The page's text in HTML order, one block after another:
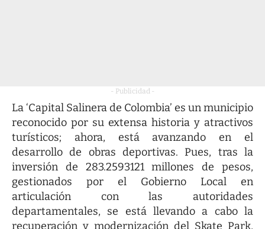
- Publicidad -
La ‘Capital Salinera de Colombia’ es un municipio
reconocido por su extensa historia y atractivos
turísticos; ahora, está avanzando en el
desarrollo de obras deportivas. Pues, tras la
inversión de 283.2593121 millones de pesos,
gestionados por el Gobierno Local en
articulación con las autoridades
departamentales, se está llevando a cabo la
recuperación y modernización del Skate Park,